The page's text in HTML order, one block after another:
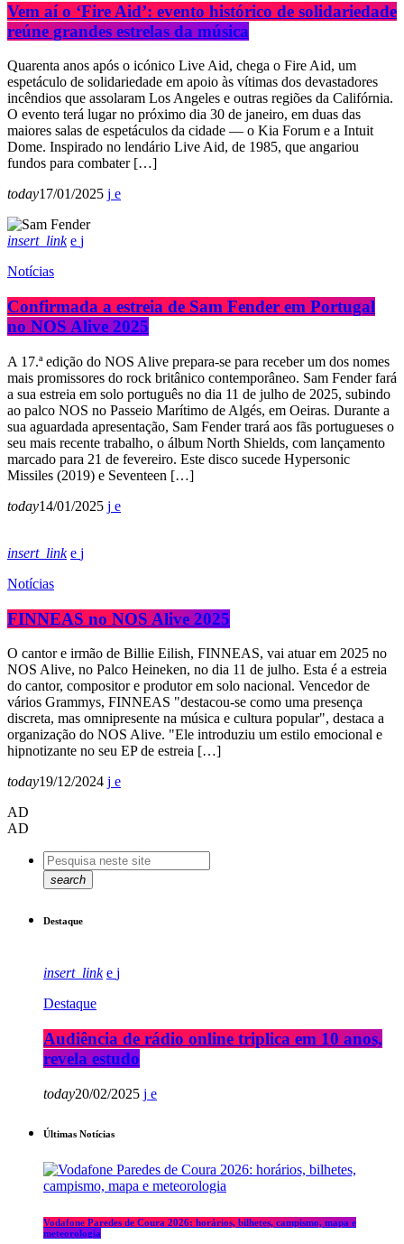
Vem aí o ‘Fire Aid’: evento histórico de solidariedade
reúne grandes estrelas da música
Quarenta anos após o icónico Live Aid, chega o Fire Aid, um
espetáculo de solidariedade em apoio às vítimas dos devastadores
incêndios que assolaram Los Angeles e outras regiões da Califórnia.
O evento terá lugar no próximo dia 30 de janeiro, em duas das
maiores salas de espetáculos da cidade — o Kia Forum e a Intuit
Dome. Inspirado no lendário Live Aid, de 1985, que angariou
fundos para combater […]
today17/01/2025
insert_link
Notícias
Confirmada a estreia de Sam Fender em Portugal
no NOS Alive 2025
A 17.ª edição do NOS Alive prepara-se para receber um dos nomes
mais promissores do rock britânico contemporâneo. Sam Fender fará
a sua estreia em solo português no dia 11 de julho de 2025, subindo
ao palco NOS no Passeio Marítimo de Algés, em Oeiras. Durante a
sua aguardada apresentação, Sam Fender trará aos fãs portugueses o
seu mais recente trabalho, o álbum North Shields, com lançamento
marcado para 21 de fevereiro. Este disco sucede Hypersonic
Missiles (2019) e Seventeen […]
today14/01/2025
insert_link
Notícias
FINNEAS no NOS Alive 2025
O cantor e irmão de Billie Eilish, FINNEAS, vai atuar em 2025 no
NOS Alive, no Palco Heineken, no dia 11 de julho. Esta é a estreia
do cantor, compositor e produtor em solo nacional. Vencedor de
vários Grammys, FINNEAS "destacou-se como uma presença
discreta, mas omnipresente na música e cultura popular", destaca a
organização do NOS Alive. "Ele introduziu um estilo emocional e
hipnotizante no seu EP de estreia […]
today19/12/2024
AD
AD
search
Destaque
insert_link
Destaque
Audiência de rádio online triplica em 10 anos,
revela estudo
today20/02/2025
Últimas Notícias
Vodafone Paredes de Coura 2026: horários, bilhetes, campismo, mapa e
meteorologia